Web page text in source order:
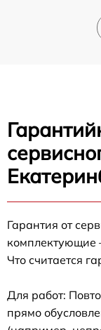
Гарантия от
комплектующие
Что считается
Для работ:
прямо